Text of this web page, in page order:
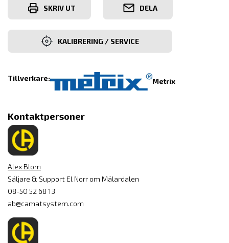
SKRIV UT DELA
KALIBRERING / SERVICE
Tillverkare: Metrix
Kontaktpersoner
Alex Blom
Säljare & Support El Norr om Mälardalen
08-50 52 68 13
ab@camatsystem.com